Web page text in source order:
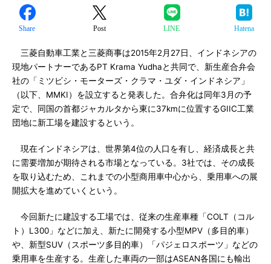
Share Post LINE Hatena
三菱自動車工業と三菱商事は2015年2月27日、インドネシアの
現地パートナーであるPT Krama Yudhaと共同で、新生産合弁会
社の「ミツビシ・モーターズ・クラマ・ユダ・インドネシア」
（以下、MMKI）を設立すると発表した。合弁化は同年3月の予
定で、同国の首都ジャカルタから東に37kmに位置するGIIC工業
団地に新工場を建設するという。
現在インドネシアは、世界第4位の人口を有し、経済成長と共
に需要増加が期待される市場となっている。3社では、その成長
を取り込むため、これまでの小型商用車中心から、乗用車への展
開拡大を進めていくという。
今回新たに建設する工場では、従来の生産車種「COLT（コル
ト）L300」などに加え、新たに開発する小型MPV（多目的車）
や、新型SUV（スポーツ多目的車）「パジェロスポーツ」などの
乗用車を生産する。生産した車両の一部はASEAN各国にも輸出